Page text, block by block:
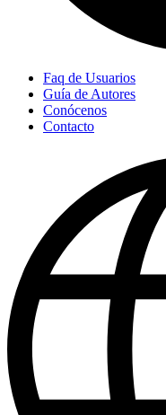
Faq de Usuarios
Guía de Autores
Conócenos
Contacto